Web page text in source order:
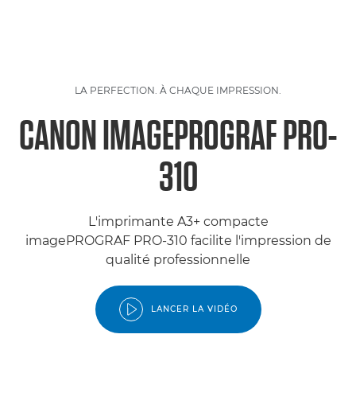
LA PERFECTION. À CHAQUE IMPRESSION.
CANON IMAGEPROGRAF PRO-
310
L'imprimante A3+ compacte
imagePROGRAF PRO-310 facilite l'impression de
qualité professionnelle
LANCER LA VIDÉO